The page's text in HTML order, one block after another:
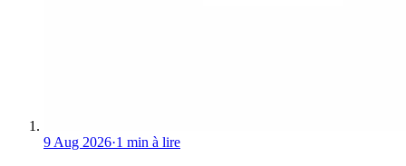
9 Aug 2026·1 min à lire